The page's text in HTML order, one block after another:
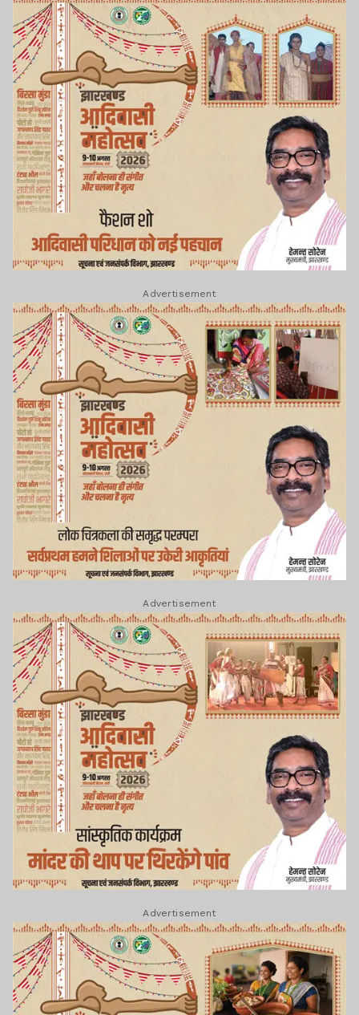
Advertisement
Advertisement
Advertisement